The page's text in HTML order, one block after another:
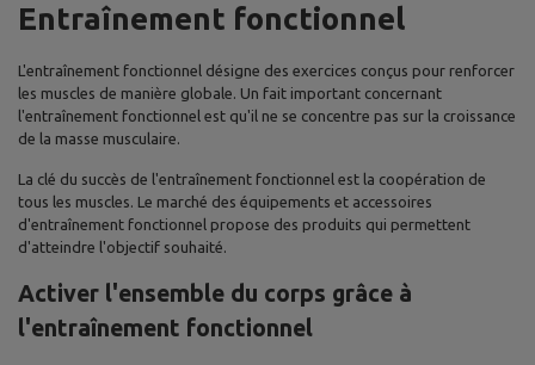
Entraînement fonctionnel
L'entraînement fonctionnel désigne des exercices conçus pour renforcer
les muscles de manière globale. Un fait important concernant
l'entraînement fonctionnel est qu'il ne se concentre pas sur la croissance
de la masse musculaire.
La clé du succès de l'entraînement fonctionnel est la coopération de
tous les muscles. Le marché des équipements et accessoires
d'entraînement fonctionnel propose des produits qui permettent
d'atteindre l'objectif souhaité.
Activer l'ensemble du corps grâce à
l'entraînement fonctionnel